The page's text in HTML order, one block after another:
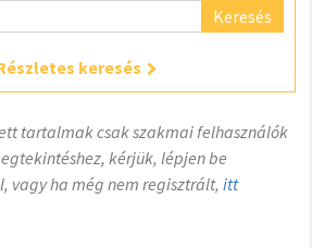
Keresés
keresés
tartalmak csak szakmai felhasználók
kérjük, lépjen be
vagy ha még nem regisztrált, itt